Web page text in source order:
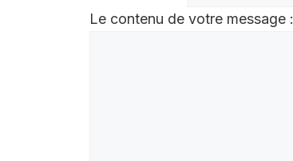
Le contenu de votre message :